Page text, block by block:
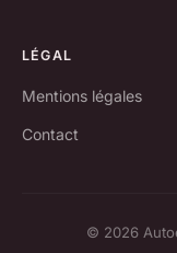
LÉGAL
Mentions légales
Contact
© 2026